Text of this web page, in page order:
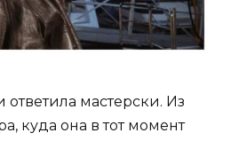
ответила мастерски. Из
куда она в тот момент